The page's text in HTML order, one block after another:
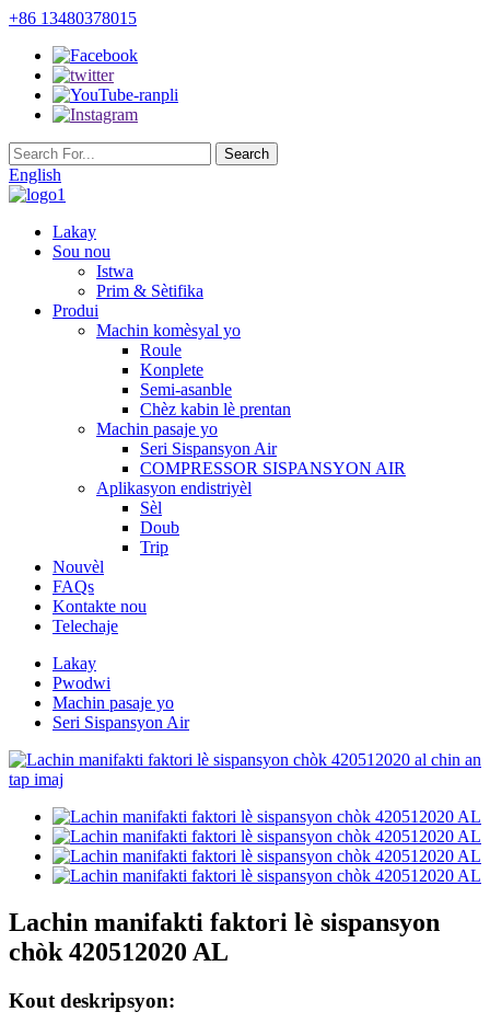
+86 13480378015
English
Lakay
Sou nou
Istwa
Prim & Sètifika
Produi
Machin komèsyal yo
Roule
Konplete
Semi-asanble
Chèz kabin lè prentan
Machin pasaje yo
Seri Sispansyon Air
COMPRESSOR SISPANSYON AIR
Aplikasyon endistriyèl
Sèl
Doub
Trip
Nouvèl
FAQs
Kontakte nou
Telechaje
Lakay
Pwodwi
Machin pasaje yo
Seri Sispansyon Air
Lachin manifakti faktori lè sispansyon
chòk 420512020 AL
Kout deskripsyon: